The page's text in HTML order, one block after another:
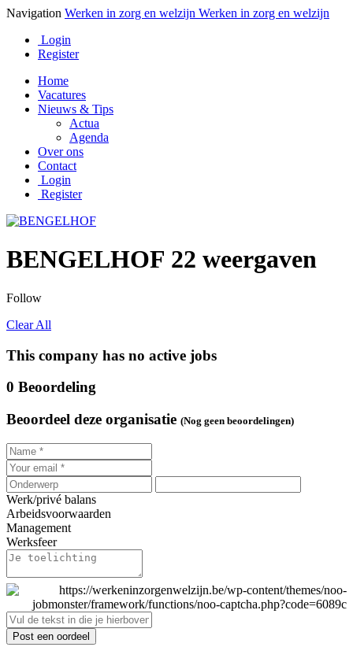
Navigation Werken in zorg en welzijn Werken in zorg en welzijn
Login
Register
Home
Vacatures
Nieuws & Tips
Actua
Agenda
Over ons
Contact
Login
Register
BENGELHOF 22 weergaven
Follow
Clear All
This company has no active jobs
0 Beoordeling
Beoordeel deze organisatie (Nog geen beoordelingen)
Werk/privé balans
Arbeidsvoorwaarden
Management
Werksfeer
Post een oordeel